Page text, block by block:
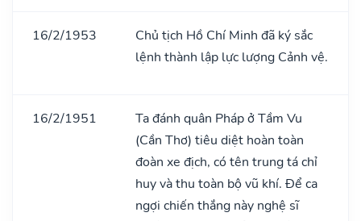
16/2/1953
Chủ tịch Hồ Chí Minh đã ký sắc
lệnh thành lập lực lượng Cảnh vệ.
16/2/1951
Ta đánh quân Pháp ở Tầm Vu
(Cần Thơ) tiêu diệt hoàn toàn
đoàn xe địch, có tên trung tá chỉ
huy và thu toàn bộ vũ khí. Để ca
ngợi chiến thắng này nghệ sĩ